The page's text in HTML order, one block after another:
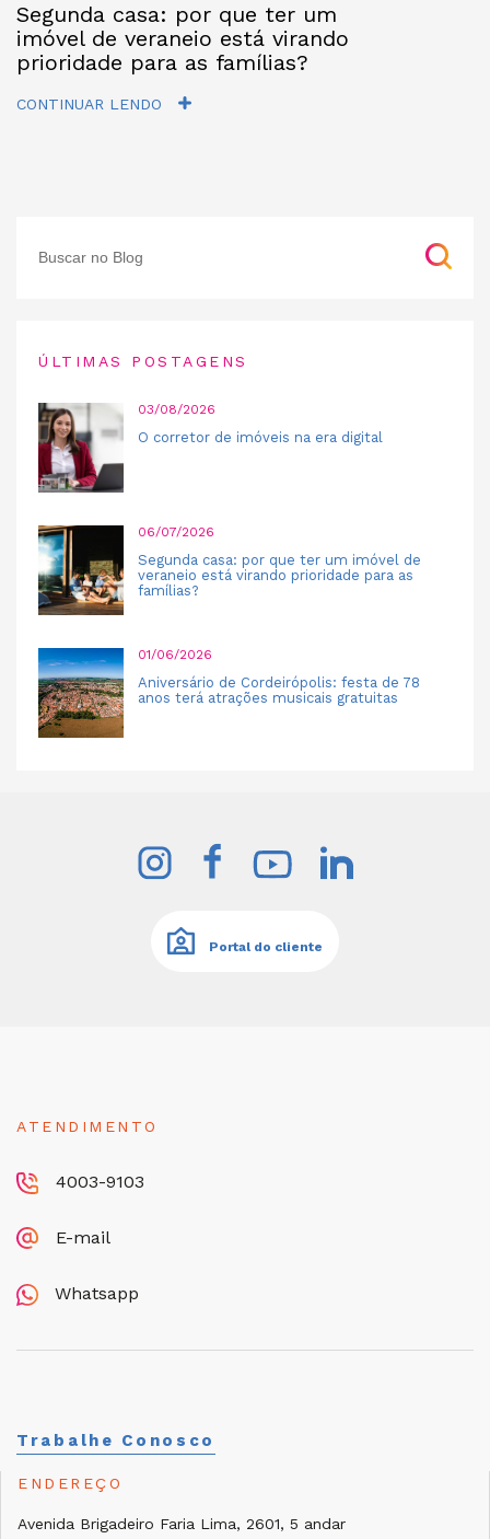
Segunda casa: por que ter um
imóvel de veraneio está virando
prioridade para as famílias?
CONTINUAR LENDO
ÚLTIMAS POSTAGENS
03/08/2026
O corretor de imóveis na era digital
06/07/2026
Segunda casa: por que ter um imóvel de
veraneio está virando prioridade para as
famílias?
01/06/2026
Aniversário de Cordeirópolis: festa de 78
anos terá atrações musicais gratuitas
Portal do cliente
ATENDIMENTO
4003-9103
E-mail
Whatsapp
Trabalhe Conosco
ENDEREÇO
Avenida Brigadeiro Faria Lima, 2601, 5 andar